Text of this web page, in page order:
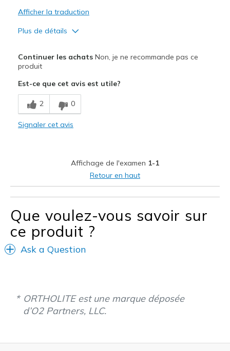
Afficher la traduction
Plus de détails
Poor Cushioning
Les meilleures utilisations
Travel
Width
Continuer les achatsNon, je ne recommande pas ce
produit
Est-ce que cet avis est utile?
2 0
Signaler cet avis
Affichage de l'examen 1-1
Retour en haut
Que voulez-vous savoir sur
ce produit ?
Ask a Question
ORTHOLITE est une marque déposée
d’O2 Partners, LLC.